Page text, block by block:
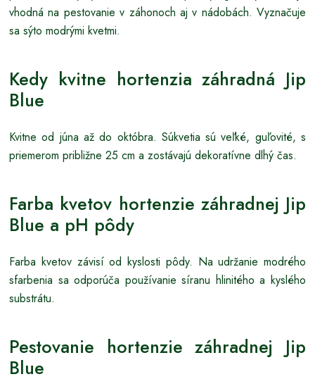
vhodná na pestovanie v záhonoch aj v nádobách. Vyznačuje
sa sýto modrými kvetmi.
Kedy kvitne hortenzia záhradná Jip
Blue
Kvitne od júna až do októbra. Súkvetia sú veľké, guľovité, s
priemerom približne 25 cm a zostávajú dekoratívne dlhý čas.
Farba kvetov hortenzie záhradnej Jip
Blue a pH pôdy
Farba kvetov závisí od kyslosti pôdy. Na udržanie modrého
sfarbenia sa odporúča používanie síranu hlinitého a kyslého
substrátu.
Pestovanie hortenzie záhradnej Jip
Blue